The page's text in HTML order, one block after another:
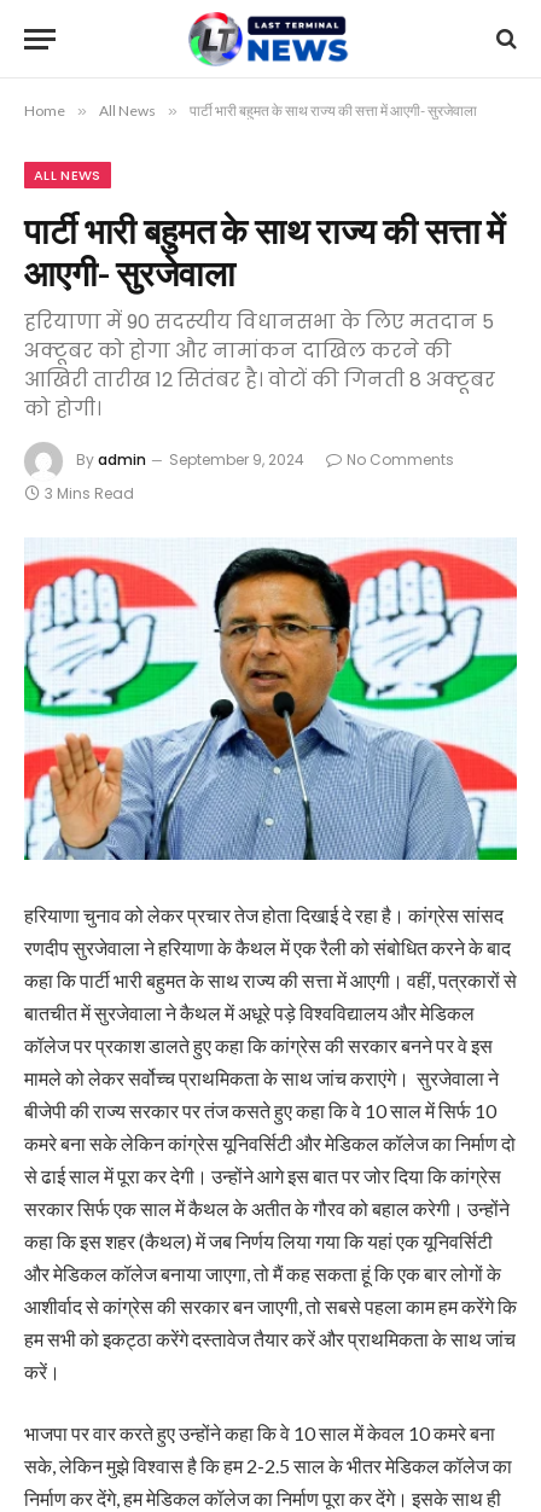
Home » All News » पार्टी भारी बहुमत के साथ राज्य की सत्ता में आएगी- सुरजेवाला
ALL NEWS
पार्टी भारी बहुमत के साथ राज्य की सत्ता में
आएगी- सुरजेवाला
हरियाणा में 90 सदस्यीय विधानसभा के लिए मतदान 5
अक्टूबर को होगा और नामांकन दाखिल करने की
आखिरी तारीख 12 सितंबर है। वोटों की गिनती 8 अक्टूबर
को होगी।
Byadmin September 9, 2024
No Comments
3 Mins Read
हरियाणा चुनाव को लेकर प्रचार तेज होता दिखाई दे रहा है। कांग्रेस सांसद
रणदीप सुरजेवाला ने हरियाणा के कैथल में एक रैली को संबोधित करने के बाद
कहा कि पार्टी भारी बहुमत के साथ राज्य की सत्ता में आएगी। वहीं, पत्रकारों से
बातचीत में सुरजेवाला ने कैथल में अधूरे पड़े विश्वविद्यालय और मेडिकल
कॉलेज पर प्रकाश डालते हुए कहा कि कांग्रेस की सरकार बनने पर वे इस
मामले को लेकर सर्वोच्च प्राथमिकता के साथ जांच कराएंगे। सुरजेवाला ने
बीजेपी की राज्य सरकार पर तंज कसते हुए कहा कि वे 10 साल में सिर्फ 10
कमरे बना सके लेकिन कांग्रेस यूनिवर्सिटी और मेडिकल कॉलेज का निर्माण दो
से ढाई साल में पूरा कर देगी। उन्होंने आगे इस बात पर जोर दिया कि कांग्रेस
सरकार सिर्फ एक साल में कैथल के अतीत के गौरव को बहाल करेगी। उन्होंने
कहा कि इस शहर (कैथल) में जब निर्णय लिया गया कि यहां एक यूनिवर्सिटी
और मेडिकल कॉलेज बनाया जाएगा, तो मैं कह सकता हूं कि एक बार लोगों के
आशीर्वाद से कांग्रेस की सरकार बन जाएगी, तो सबसे पहला काम हम करेंगे कि
हम सभी को इकट्ठा करेंगे दस्तावेज तैयार करें और प्राथमिकता के साथ जांच
करें।
भाजपा पर वार करते हुए उन्होंने कहा कि वे 10 साल में केवल 10 कमरे बना
सके, लेकिन मुझे विश्वास है कि हम 2-2.5 साल के भीतर मेडिकल कॉलेज का
निर्माण कर देंगे, हम मेडिकल कॉलेज का निर्माण पूरा कर देंगे। इसके साथ ही